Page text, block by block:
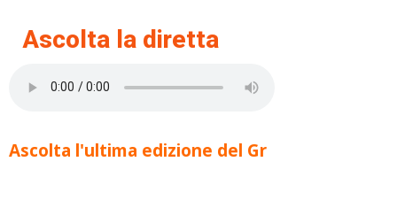
Ascolta la diretta
Ascolta l'ultima edizione del Gr